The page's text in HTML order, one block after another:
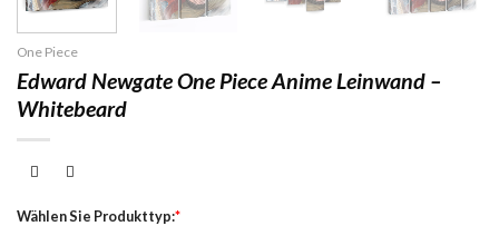
One Piece
Edward Newgate One Piece Anime Leinwand –
Whitebeard
Wählen Sie Produkttyp:*